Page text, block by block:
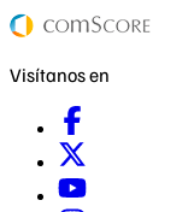
Visítanos en